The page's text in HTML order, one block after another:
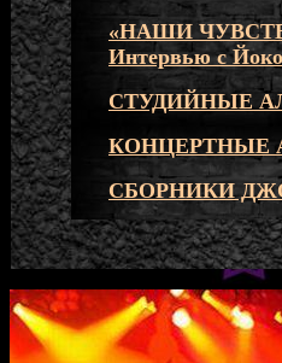
«НАШИ
Интервью с
СТУДИЙНЫЕ
КОНЦЕРТНЫЕ
СБОРНИКИ